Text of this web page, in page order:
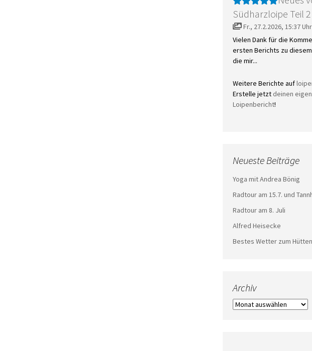
Südharzloipe Teil 2
Fr., 27.2.2026, 15:37 Uhr
Vielen Dank für die
ersten Berichts zu diesem
die mir...
Weitere Berichte auf
Erstelle jetzt deinen
Loipenbericht!
Neueste Beiträge
Yoga mit Andrea Bönig
Radtour am 15.7. und
Radtour am 8. Juli
Alfred Heisecke
Bestes Wetter zum
Archiv
Archiv